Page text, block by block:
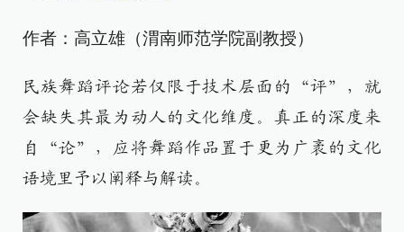
作者：高立雄（渭南师范学院副教授）
民族舞蹈评论若仅限于技术层面的“评”，就
会缺失其最为动人的文化维度。真正的深度来
自“论”，应将舞蹈作品置于更为广袤的文化
语境里予以阐释与解读。